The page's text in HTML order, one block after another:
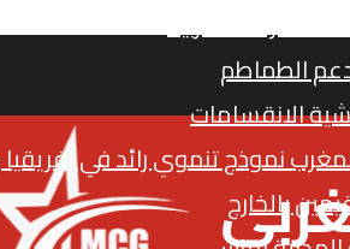
المغربية
الطماطم
الانقسامات
نموذج تنموي رائد في
بالخارج